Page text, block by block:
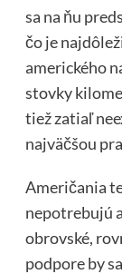
sa na ňu
čo je
amerického
stovky
tiež zatiaľ
najväčšou
Američania
nepotrebujú
obrovské,
podpore by